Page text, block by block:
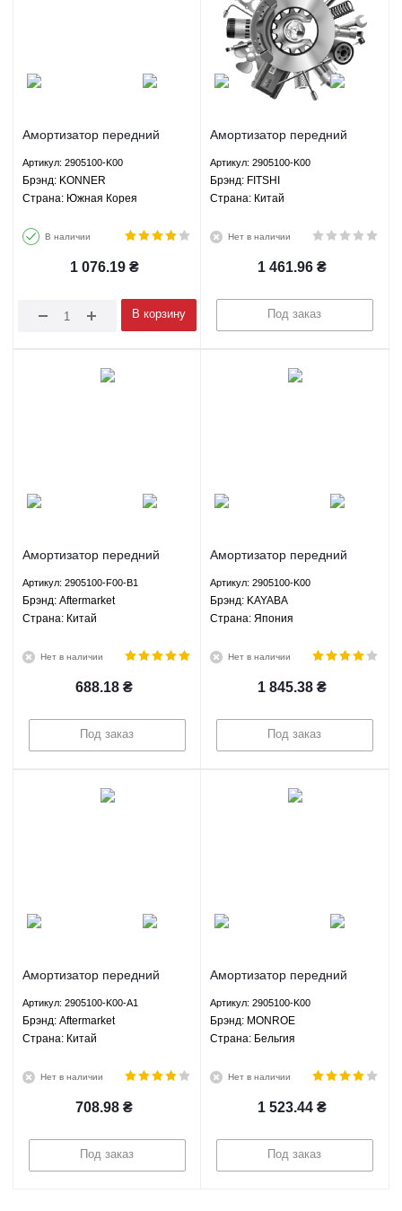
Амортизатор передний
Ховер H2 Хавал H3 Хавал
H5 Сейф Ф1 Вингл Вингл 5
Пегасус - 2905100-K00
Артикул: 2905100-K00
Брэнд: KONNER
Страна: Южная Корея
В наличии
1 076.19₴
В корзину
Амортизатор передний
Ховер H2 Хавал H3 Хавал
H5 Сейф Ф1 Богдан 2251
2351 - 2905100-K00 FITSHI
Артикул: 2905100-K00
Брэнд: FITSHI
Страна: Китай
Нет в наличии
1 461.96₴
Под заказ
Амортизатор передний
Ховер H2 Хавал H3 Хавал
H5 Сейф Ф1 Богдан 2251
2351 - 2905100-F00-B1
Артикул: 2905100-F00-B1
Брэнд: Aftermarket
Страна: Китай
Нет в наличии
688.18 ₴
Под заказ
Амортизатор передний
Ховер H2 Хавал H3 Хавал
H5 Сейф Ф1 Вингл Вингл 5
Пегасус - 2905100-K00
Артикул: 2905100-K00
Брэнд: KAYABA
Страна: Япония
Нет в наличии
1 845.38₴
Под заказ
Амортизатор передний
Ховер H2 Хавал H3 Хавал
H5 Сейф Ф1 Вингл Вингл 5
Пегасус - 2905100-K00-A1
Артикул: 2905100-K00-A1
Брэнд: Aftermarket
Страна: Китай
Нет в наличии
708.98 ₴
Под заказ
Амортизатор передний
Ховер H2 Хавал H3 Хавал
H5 Сейф Ф1 Богдан 2251
2351 - 2905100-K00
Артикул: 2905100-K00
Брэнд: MONROE
Страна: Бельгия
Нет в наличии
1 523.44₴
Под заказ